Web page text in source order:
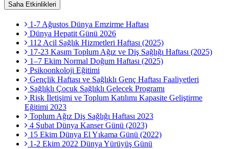
Saha Etkinlikleri
1-7 Ağustos Dünya Emzirme Haftası
Dünya Hepatit Günü 2026
112 Acil Sağlık Hizmetleri Haftası (2025)
17-23 Kasım Toplum Ağız ve Diş Sağlığı Haftası (2025)
1–7 Ekim Normal Doğum Haftası (2025)
Psikoonkoloji Eğitimi
Gençlik Haftası ve Sağlıklı Genç Haftası Faaliyetleri
Sağlıklı Çocuk Sağlıklı Gelecek Programı
Risk İletişimi ve Toplum Katılımı Kapasite Geliştirme
Eğitimi 2023
Toplum Ağız Diş Sağlığı Haftası 2023
4 Şubat Dünya Kanser Günü (2023)
15 Ekim Dünya El Yıkama Günü (2022)
1-2 Ekim 2022 Dünya Yürüyüş Günü